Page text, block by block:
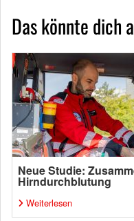
Das könnte dich
Neue Studie:
Hirndurchblutung
Weiterlesen